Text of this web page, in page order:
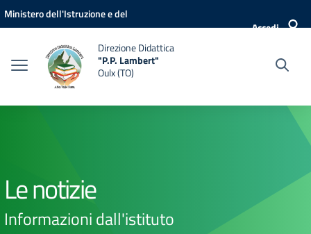
Vai ai contenuti
Vai al menu di navigazione
Vai al footer
Ministero dell'Istruzione e del
Accedi
Direzione Didattica
"P.P. Lambert"
Oulx (TO)
Le notizie
Informazioni dall'istituto